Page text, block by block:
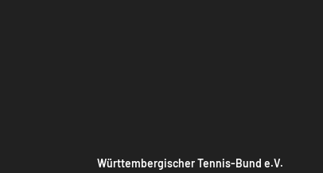
Württembergischer Tennis-Bund e.V.